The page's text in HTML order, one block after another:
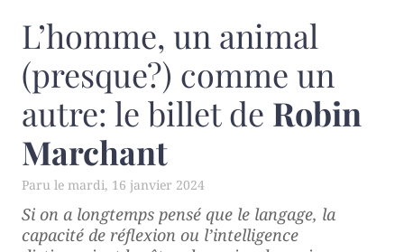
L’homme, un animal
(presque?) comme un
autre: le billet de Robin
Marchant
mardi, 16 janvier 2024
Si on a longtemps pensé que le langage, la
capacité de réflexion ou l’intelligence